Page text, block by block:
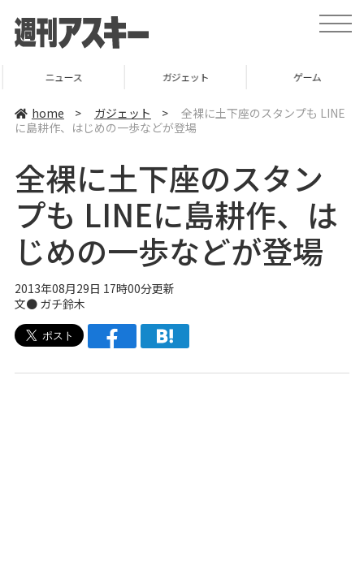
t
o
v
ニュース ガジェット ゲーム
home > ガジェット >
全裸に土下座のスタンプも LINE
に島耕作、はじめの一歩などが登場
全裸に土下座のスタン
プも LINEに島耕作、は
じめの一歩などが登場
2013年08月29日 17時00分更新
文● ガチ鈴木